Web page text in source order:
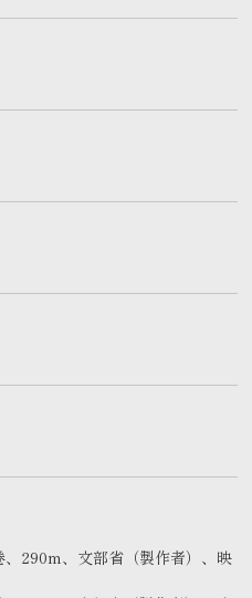
290m、文部省（製作者）、映